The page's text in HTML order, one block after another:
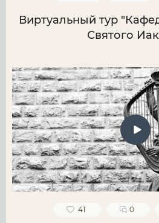
Виртуальный тур
Святого
41 0